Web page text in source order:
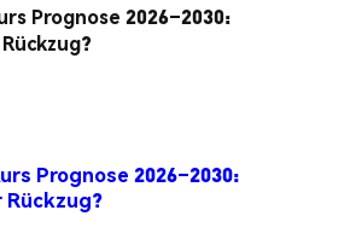
Prognose 2026–2030:
Prognose 2026–2030: